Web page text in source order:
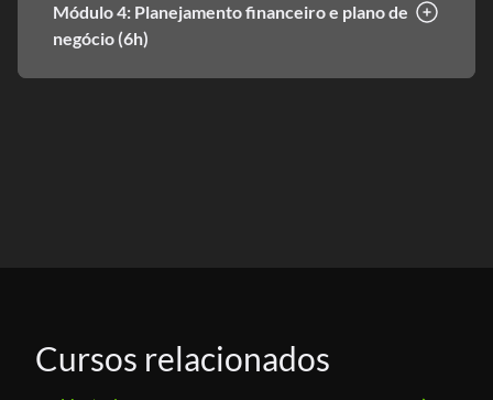
Módulo 4: Planejamento financeiro e plano de
negócio (6h)
Cursos relacionados